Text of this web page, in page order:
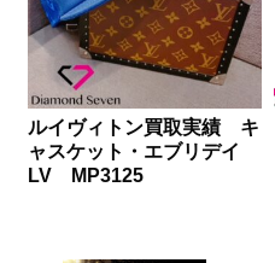
ルイヴィトン買取実績 キ
ャスケット・エブリデイ
LV MP3125